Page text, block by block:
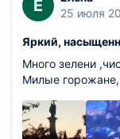
Е
25 июля
Яркий,
Много зелени
Милые горожане,